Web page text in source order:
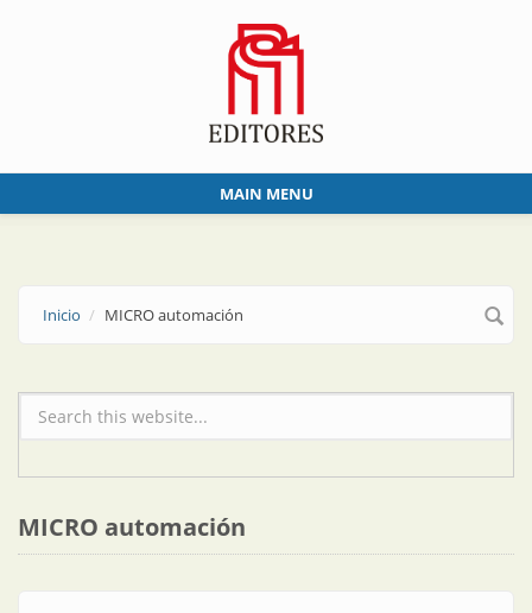
MAIN MENU
Inicio MICRO automación
Formulario de búsqueda
MICRO automación